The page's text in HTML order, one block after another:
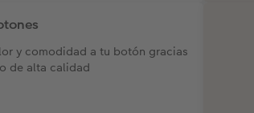
y comodidad a tu botón gracias
de alta calidad